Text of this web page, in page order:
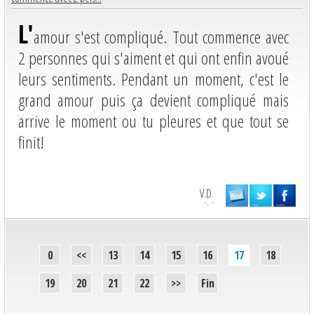
L'amour s'est compliqué. Tout commence avec
2 personnes qui s'aiment et qui ont enfin avoué
leurs sentiments. Pendant un moment, c'est le
grand amour puis ça devient compliqué mais
arrive le moment ou tu pleures et que tout se
finit!
V.D.
-. -
0 << 13 14 15 16 17
18
19
20 21 22 >> Fin